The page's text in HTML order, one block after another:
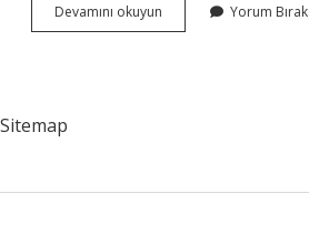
Devamını okuyun Ramazan
Bayramı
Yorum Bırak
Sitemap